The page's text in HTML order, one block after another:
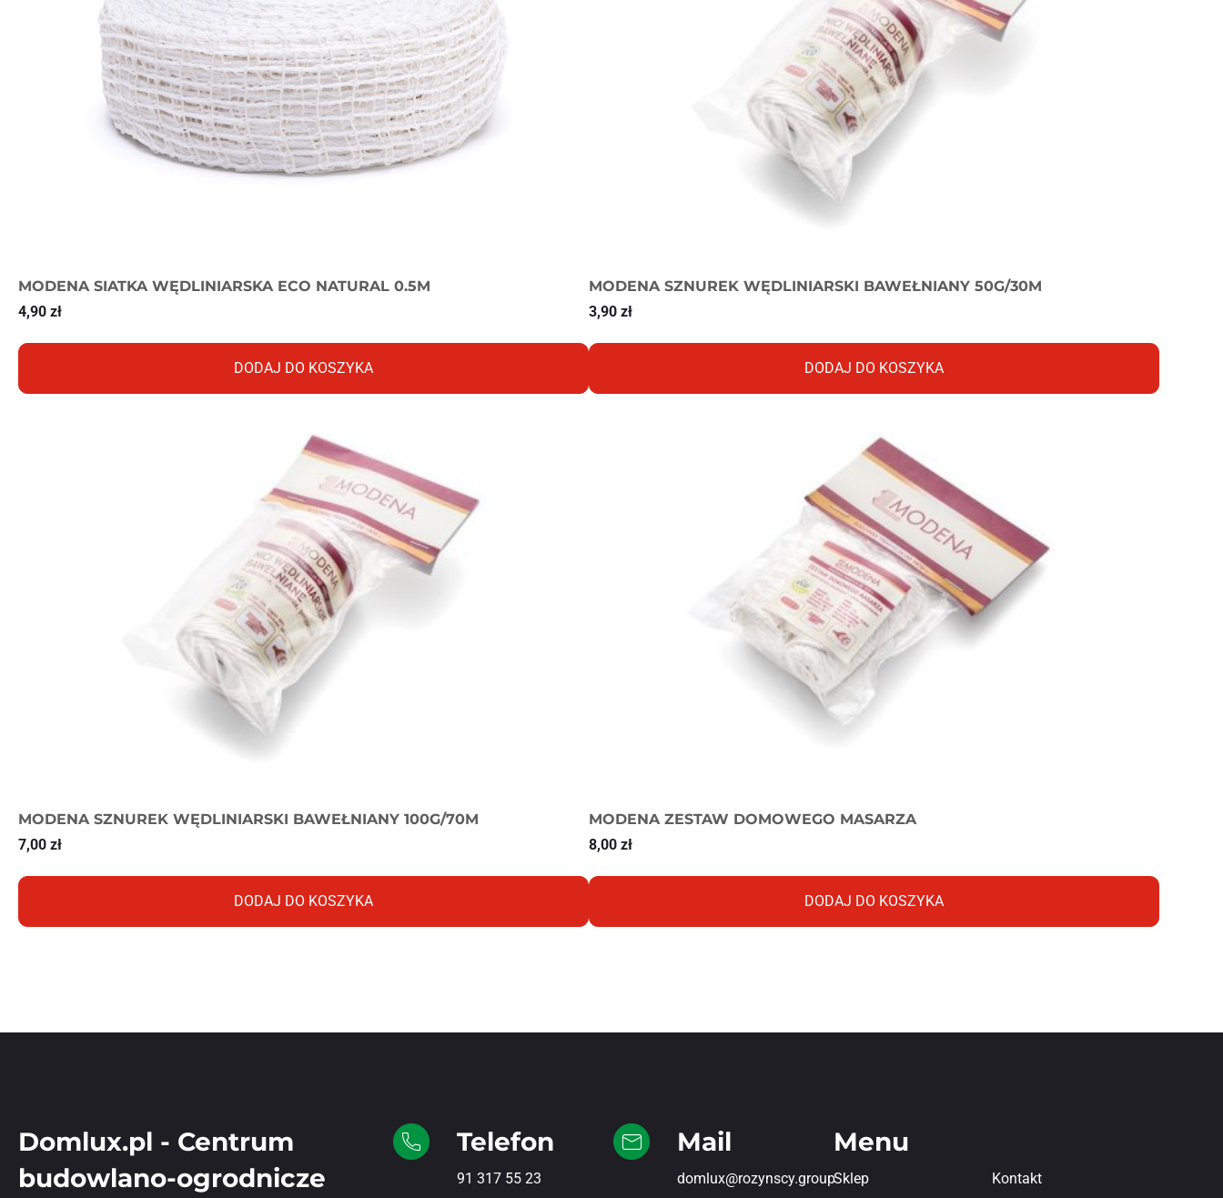
MODENA SIATKA WĘDLINIARSKA ECO NATURAL 0.5M
4,90 zł
DODAJ DO KOSZYKA
MODENA SZNUREK WĘDLINIARSKI BAWEŁNIANY 50G/30M
3,90 zł
DODAJ DO KOSZYKA
MODENA SZNUREK WĘDLINIARSKI BAWEŁNIANY 100G/70M
7,00 zł
DODAJ DO KOSZYKA
MODENA ZESTAW DOMOWEGO MASARZA
8,00 zł
DODAJ DO KOSZYKA
Domlux.pl - Centrum
budowlano-ogrodnicze
Telefon
91 317 55 23
Mail
domlux@rozynscy.group
Menu
Sklep Kontakt